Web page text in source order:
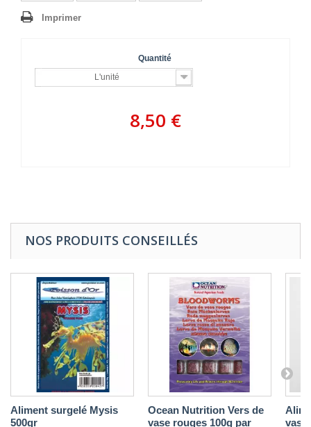
Imprimer
Quantité
L'unité
8,50 €
NOS PRODUITS CONSEILLÉS
Aliment surgelé Mysis
500gr
Ocean Nutrition Vers de
vase rouges 100g par
vase